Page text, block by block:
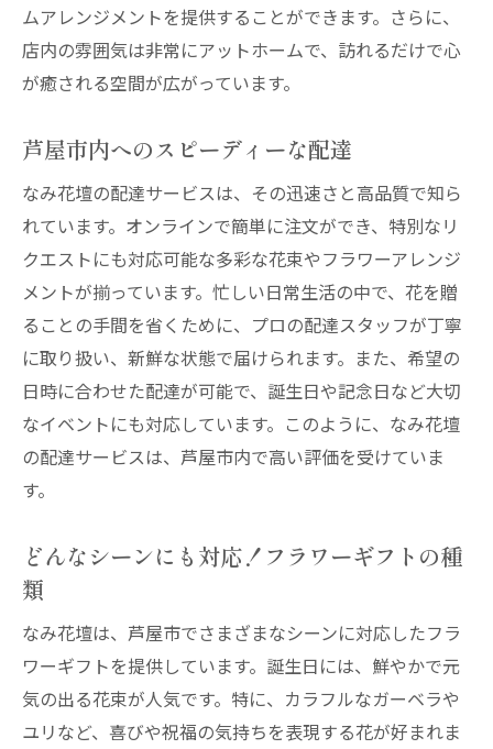
オンラインで簡単注文！芦屋市の花屋配達サー
ビスの魅力
24時間いつでも注文可能
お支払い方法の選択肢
リアルタイムでの配送状況確認
オンライン限定の特典
安心のアフターサービス
誕生日や記念日に最適！芦屋市のなみ花壇のフ
ラワーギフト
誕生日にぴったりの花束
結婚記念日のための特別なデザイン
お見舞い用の心温まる花束
喜ばれるプレゼントの選び方
方
信頼できる花屋の見分け方
配達エリアの確認方法
ムアレンジメントを提供することができます。さらに、
店内の雰囲気は非常にアットホームで、訪れるだけで心
が癒される空間が広がっています。
芦屋市内へのスピーディーな配達
なみ花壇の配達サービスは、その迅速さと高品質で知ら
れています。オンラインで簡単に注文ができ、特別なリ
クエストにも対応可能な多彩な花束やフラワーアレンジ
メントが揃っています。忙しい日常生活の中で、花を贈
ることの手間を省くために、プロの配達スタッフが丁寧
に取り扱い、新鮮な状態で届けられます。また、希望の
日時に合わせた配達が可能で、誕生日や記念日など大切
なイベントにも対応しています。このように、なみ花壇
の配達サービスは、芦屋市内で高い評価を受けていま
す。
どんなシーンにも対応！フラワーギフトの種
類
なみ花壇は、芦屋市でさまざまなシーンに対応したフラ
ワーギフトを提供しています。誕生日には、鮮やかで元
気の出る花束が人気です。特に、カラフルなガーベラや
ユリなど、喜びや祝福の気持ちを表現する花が好まれま